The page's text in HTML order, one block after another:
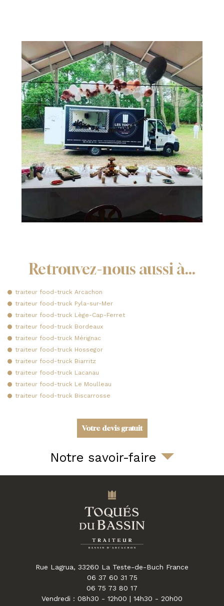
Retrouvez-nous aussi à…
traiteur food-truck Arcachon
traiteur food-truck Pyla-sur-Mer
traiteur food-truck Lège-Cap-Ferret
traiteur food-truck Bordeaux
traiteur food-truck Mérignac
traiteur food-truck Hossegor
traiteur food-truck Biarritz
traiteur food-truck Lacanau
traiteur food-truck Le Moulleau
traiteur food-truck Biscarrosse
Votre devis gratuit
Notre savoir-faire
Rue Lagrua, 33260 La Teste-de-Buch France
06 37 60 31 75
06 75 73 80 17
Vendredi : 08h30 - 12h00 | 14h30 - 20h00